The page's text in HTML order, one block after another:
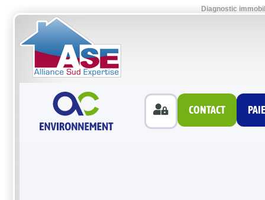
Diagnostic